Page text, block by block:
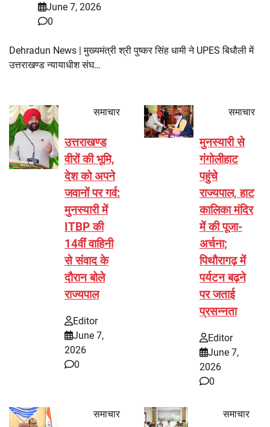
June 7, 2026
0
Dehradun News | मुख्यमंत्री श्री पुष्कर सिंह धामी ने UPES बिधौली में
उत्तराखण्ड न्यायाधीश संघ…
समाचार
उत्तराखण्ड
वीरों की भूमि,
देश को अपने
जवानों पर गर्व:
मुनस्यारी में
ITBP की
14वीं वाहिनी
से संवाद के
दौरान बोले
राज्यपाल
Editor
June 7,
2026
0
समाचार
मुनस्यारी से
गंगोलीहाट
पहुंचे
राज्यपाल, हाट
कालिका मंदिर
में की पूजा-
अर्चना;
पिथौरागढ़ में
पर्यटन बढ़ने
पर जताई
प्रसन्नता
Editor
June 7,
2026
0
समाचार समाचार